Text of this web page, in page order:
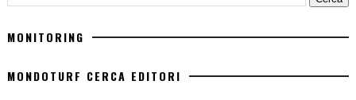
MONITORING
MONDOTURF CERCA EDITORI